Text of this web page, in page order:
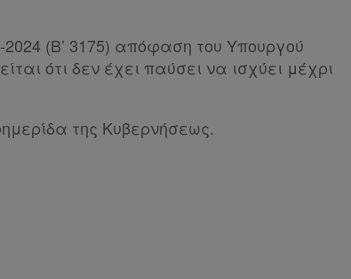
2024 (Β’ 3175) απόφαση του Υπουργού
ότι δεν έχει παύσει να ισχύει μέχρι
της Κυβερνήσεως.